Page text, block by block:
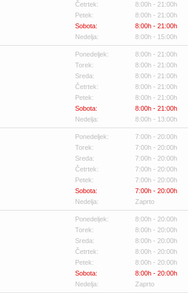
Četrtek:
8:00h - 21:00h
Petek:
8:00h - 21:00h
Sobota:
8:00h - 21:00h
Nedelja:
8:00h - 15:00h
Ponedeljek:
8:00h - 21:00h
Torek:
8:00h - 21:00h
Sreda:
8:00h - 21:00h
Četrtek:
8:00h - 21:00h
Petek:
8:00h - 21:00h
Sobota:
8:00h - 21:00h
Nedelja:
8:00h - 13:00h
Ponedeljek:
7:00h - 20:00h
Torek:
7:00h - 20:00h
Sreda:
7:00h - 20:00h
Četrtek:
7:00h - 20:00h
Petek:
7:00h - 20:00h
Sobota:
7:00h - 20:00h
Nedelja:
Zaprto
Ponedeljek:
8:00h - 20:00h
Torek:
8:00h - 20:00h
Sreda:
8:00h - 20:00h
Četrtek:
8:00h - 20:00h
Petek:
8:00h - 20:00h
Sobota:
8:00h - 20:00h
Nedelja:
Zaprto